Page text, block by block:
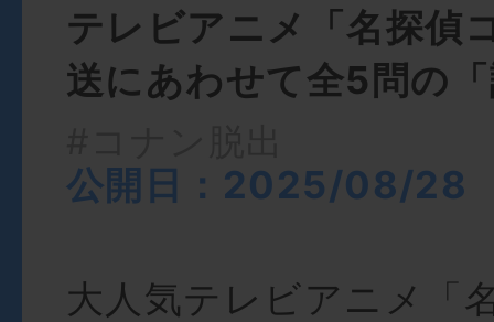
テレビアニメ「名探偵
送にあわせて全5問の
公開日：2025/08/28
大人気テレビアニメ「